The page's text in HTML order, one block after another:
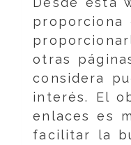
proporciona
otras
considera
interés. El
enlaces es
facilitar la